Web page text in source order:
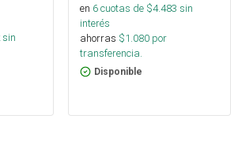
sin
en 6cuotas de $4.483 sin
interés
ahorras $1.080 por
transferencia.
Disponible